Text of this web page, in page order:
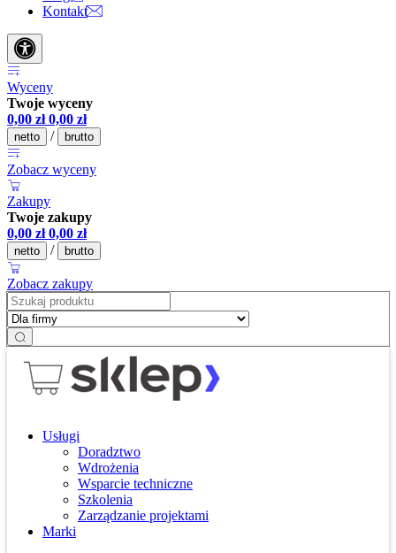
Kontakt
Wyceny
Twoje wyceny
0,00 zł 0,00 zł
netto / brutto
Zobacz wyceny
Zakupy
Twoje zakupy
0,00 zł 0,00 zł
netto / brutto
Zobacz zakupy
Usługi
Doradztwo
Wdrożenia
Wsparcie techniczne
Szkolenia
Zarządzanie projektami
Marki